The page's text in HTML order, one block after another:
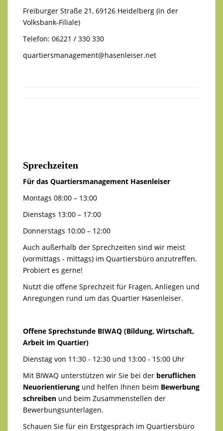
Freiburger Straße 21, 69126 Heidelberg (in der
Volksbank-Filiale)
Telefon: 06221 / 330 330
quartiersmanagement@hasenleiser.net
Sprechzeiten
Für das Quartiersmanagement Hasenleiser
Montags 08:00 – 13:00
Dienstags 13:00 – 17:00
Donnerstags 10:00 – 12:00
Auch außerhalb der Sprechzeiten sind wir meist
(vormittags - mittags) im Quartiersbüro anzutreffen.
Probiert es gerne!
Nutzt die offene Sprechzeit für Fragen, Anliegen und
Anregungen rund um das Quartier Hasenleiser.
Offene Sprechstunde BIWAQ (Bildung, Wirtschaft,
Arbeit im Quartier)
Dienstag von 11:30 - 12:30 und 13:00 - 15:00 Uhr
Mit BIWAQ unterstützen wir Sie bei der beruflichen
Neuorientierung und helfen Ihnen beim Bewerbung
schreiben und beim Zusammenstellen der
Bewerbungsunterlagen.
Schauen Sie für ein Erstgespräch im Quartiersbüro